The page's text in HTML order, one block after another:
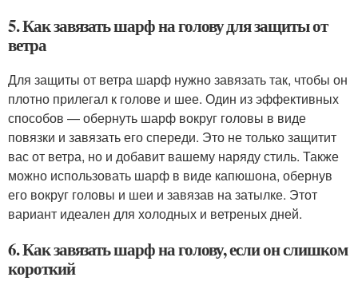
5. Как завязать шарф на голову для защиты от
ветра
Для защиты от ветра шарф нужно завязать так, чтобы он
плотно прилегал к голове и шее. Один из эффективных
способов — обернуть шарф вокруг головы в виде
повязки и завязать его спереди. Это не только защитит
вас от ветра, но и добавит вашему наряду стиль. Также
можно использовать шарф в виде капюшона, обернув
его вокруг головы и шеи и завязав на затылке. Этот
вариант идеален для холодных и ветреных дней.
6. Как завязать шарф на голову, если он слишком
короткий